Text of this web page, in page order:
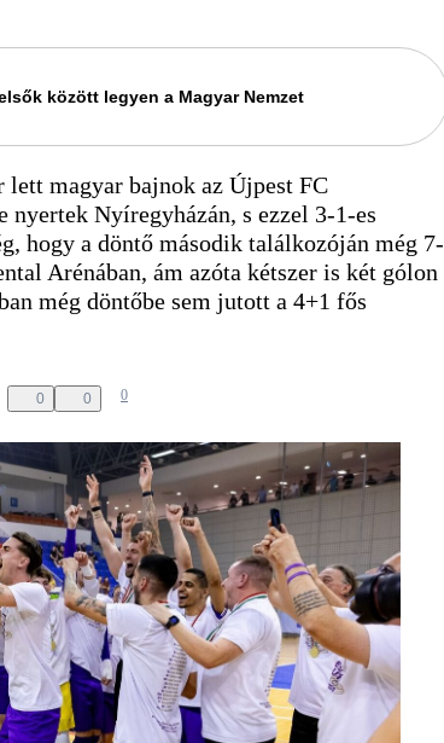
között legyen a Magyar Nemzet
lett magyar bajnok az Újpest FC
Nyíregyházán, s ezzel 3-1-es
hogy a döntő második találkozóján még 7-
Arénában, ám azóta kétszer is két gólon
még döntőbe sem jutott a 4+1 fős
0 0 0